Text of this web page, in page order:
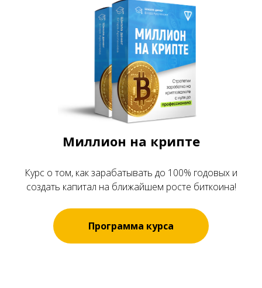
Миллион на крипте
Курс о том, как зарабатывать до 100% годовых и
создать капитал на ближайшем росте биткоина!
Программа курса